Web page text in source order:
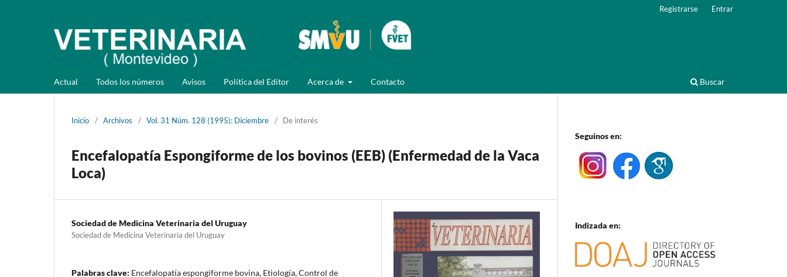
Actual Todos los números Avisos Política del Editor Acerca de Contacto Buscar
Registrarse Entrar
Inicio / Archivos / Vol. 31 Núm. 128 (1995): Diciembre / De interés
Encefalopatía Espongiforme de los bovinos (EEB) (Enfermedad de la Vaca
Loca)
Sociedad de Medicina Veterinaria del Uruguay
Sociedad de Medicina Veterinaria del Uruguay
Palabras clave: Encefalopatía espongiforme bovina, Etiología, Control de
Seguinos en:
Indizada en: